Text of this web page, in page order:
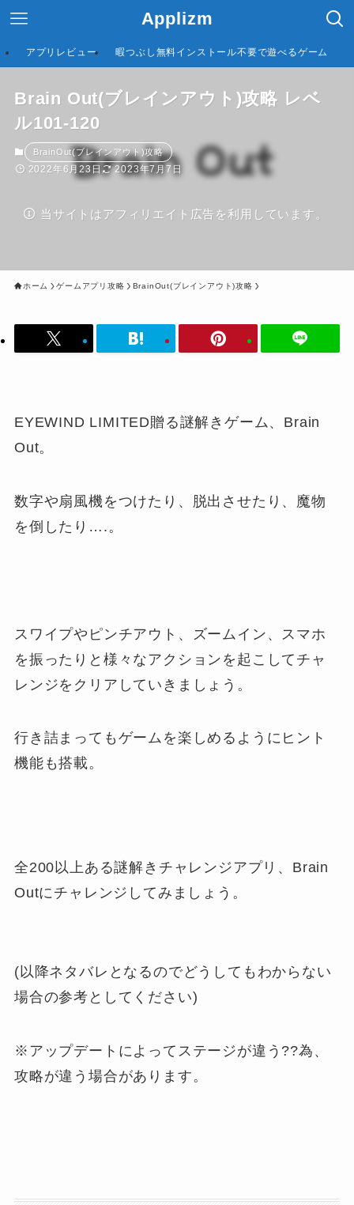
Applizm
アプリレビュー 暇つぶし無料インストール不要で遊べるゲーム
Brain Out(ブレインアウト)攻略 レベ
ル101-120
BrainOut(ブレインアウト)攻略
2022年6月23日 2023年7月7日
当サイトはアフィリエイト広告を利用しています。
ホーム ゲームアプリ攻略 BrainOut(ブレインアウト)攻略
EYEWIND LIMITED贈る謎解きゲーム、Brain
Out。
数字や扇風機をつけたり、脱出させたり、魔物
を倒したり….。
スワイプやピンチアウト、ズームイン、スマホ
を振ったりと様々なアクションを起こしてチャ
レンジをクリアしていきましょう。
行き詰まってもゲームを楽しめるようにヒント
機能も搭載。
全200以上ある謎解きチャレンジアプリ、Brain
Outにチャレンジしてみましょう。
(以降ネタバレとなるのでどうしてもわからない
場合の参考としてください)
※アップデートによってステージが違う??為、
攻略が違う場合があります。